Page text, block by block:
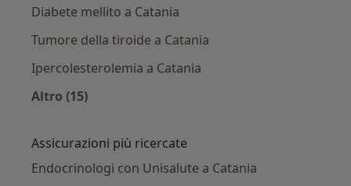
Diabete mellito a Catania
Tumore della tiroide a Catania
Ipercolesterolemia a Catania
Altro (15)
Assicurazioni più ricercate
Endocrinologi con Unisalute a Catania